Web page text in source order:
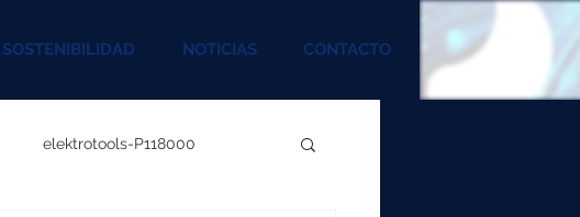
SOSTENIBILIDAD NOTICIAS CONTACTO
elektrotools-P118000